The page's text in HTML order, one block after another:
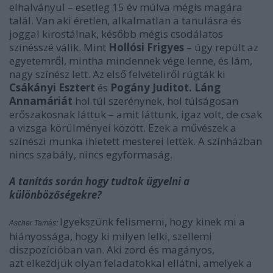
elhalványul – esetleg 15 év múlva mégis magára
talál. Van aki éretlen, alkalmatlan a tanulásra és
joggal kirostálnak, később mégis csodálatos
színésszé válik. Mint Hollósi Frigyes – úgy repült az
egyetemről, mintha mindennek vége lenne, és lám,
nagy színész lett. Az első felvételiről rúgták ki
Csákányi Esztert és Pogány Juditot. Láng
Annamáriát hol túl szerénynek, hol túlságosan
erőszakosnak láttuk – amit láttunk, igaz volt, de csak
a vizsga körülményei között. Ezek a művészek a
színészi munka ihletett mesterei lettek. A színházban
nincs szabály, nincs egyformaság.
A tanítás során hogy tudtok ügyelni a
különbözőségekre?
Ascher Tamás: Igyekszünk felismerni, hogy kinek mi a
hiányossága, hogy ki milyen lelki, szellemi
diszpozícióban van. Aki zord és magányos,
azt elkezdjük olyan feladatokkal ellátni, amelyek a